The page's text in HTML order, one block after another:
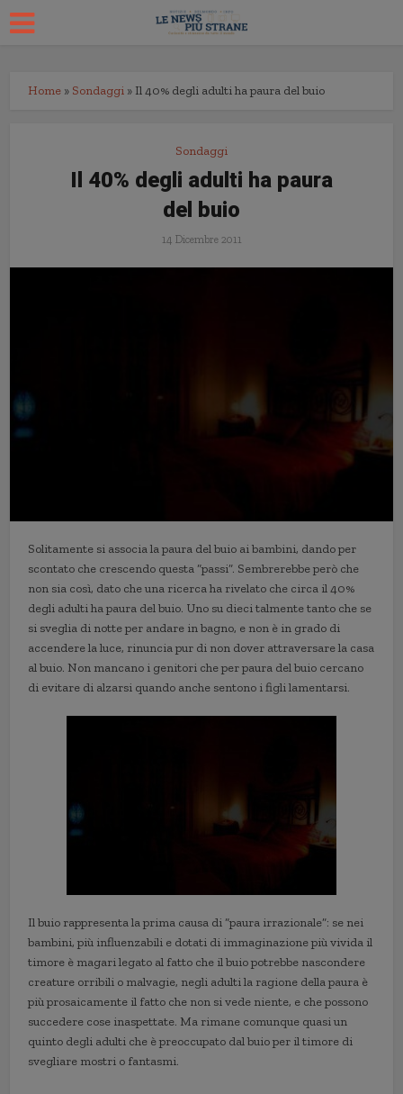
Home » Sondaggi » Il 40% degli adulti ha paura del buio
Sondaggi
Il 40% degli adulti ha paura
del buio
14 Dicembre 2011
Solitamente si associa la paura del buio ai bambini, dando per
scontato che crescendo questa “passi”. Sembrerebbe però che
non sia così, dato che una ricerca ha rivelato che circa il 40%
degli adulti ha paura del buio. Uno su dieci talmente tanto che se
si sveglia di notte per andare in bagno, e non è in grado di
accendere la luce, rinuncia pur di non dover attraversare la casa
al buio. Non mancano i genitori che per paura del buio cercano
di evitare di alzarsi quando anche sentono i figli lamentarsi.
Il buio rappresenta la prima causa di “paura irrazionale”: se nei
bambini, più influenzabili e dotati di immaginazione più vivida il
timore è magari legato al fatto che il buio potrebbe nascondere
creature orribili o malvagie, negli adulti la ragione della paura è
più prosaicamente il fatto che non si vede niente, e che possono
succedere cose inaspettate. Ma rimane comunque quasi un
quinto degli adulti che è preoccupato dal buio per il timore di
svegliare mostri o fantasmi.